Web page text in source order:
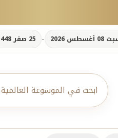
أغسطس 2026 - 25 صفر 1448